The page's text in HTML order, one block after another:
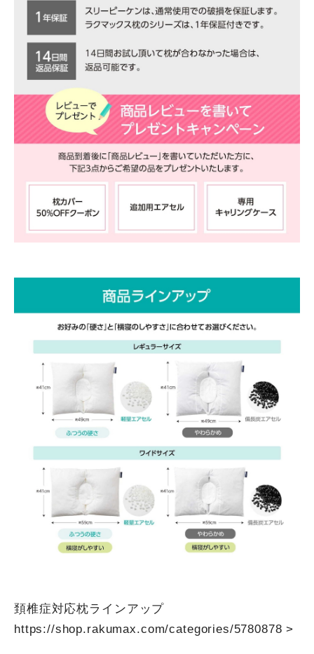
頚椎症対応枕ラインアップ
https://shop.rakumax.com/categories/5780878 >